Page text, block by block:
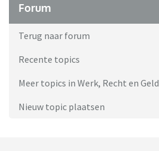
Forum
Terug naar forum
Recente topics
Meer topics in Werk, Recht en Geld
Nieuw topic plaatsen